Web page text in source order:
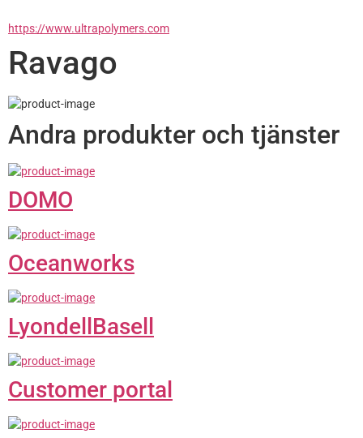
https://www.ultrapolymers.com
Ravago
Andra produkter och tjänster
DOMO
Oceanworks
LyondellBasell
Customer portal